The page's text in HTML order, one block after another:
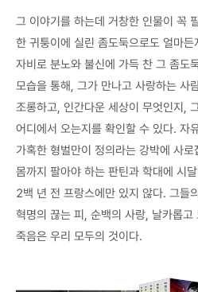
그 이야기를 하는데 거창한 인물이 꼭
한 귀퉁이에 실린 좀도둑으로도 얼마
자비로 분노와 불신에 가득 찬 그 좀도
모습을 통해, 그가 만나고 사랑하는 사
조롱하고, 인간다운 세상이 무엇인지,
어디에서 오는지를 확인할 수 있다. 자
가혹한 형벌만이 정의라는 강박에 사
몸까지 팔아야 하는 판틴과 학대에 시
2백 년 전 프랑스에만 있지 않다. 그들
혁명의 끊는 피, 순백의 사랑, 날카롭
죽음은 우리 모두의 것이다.